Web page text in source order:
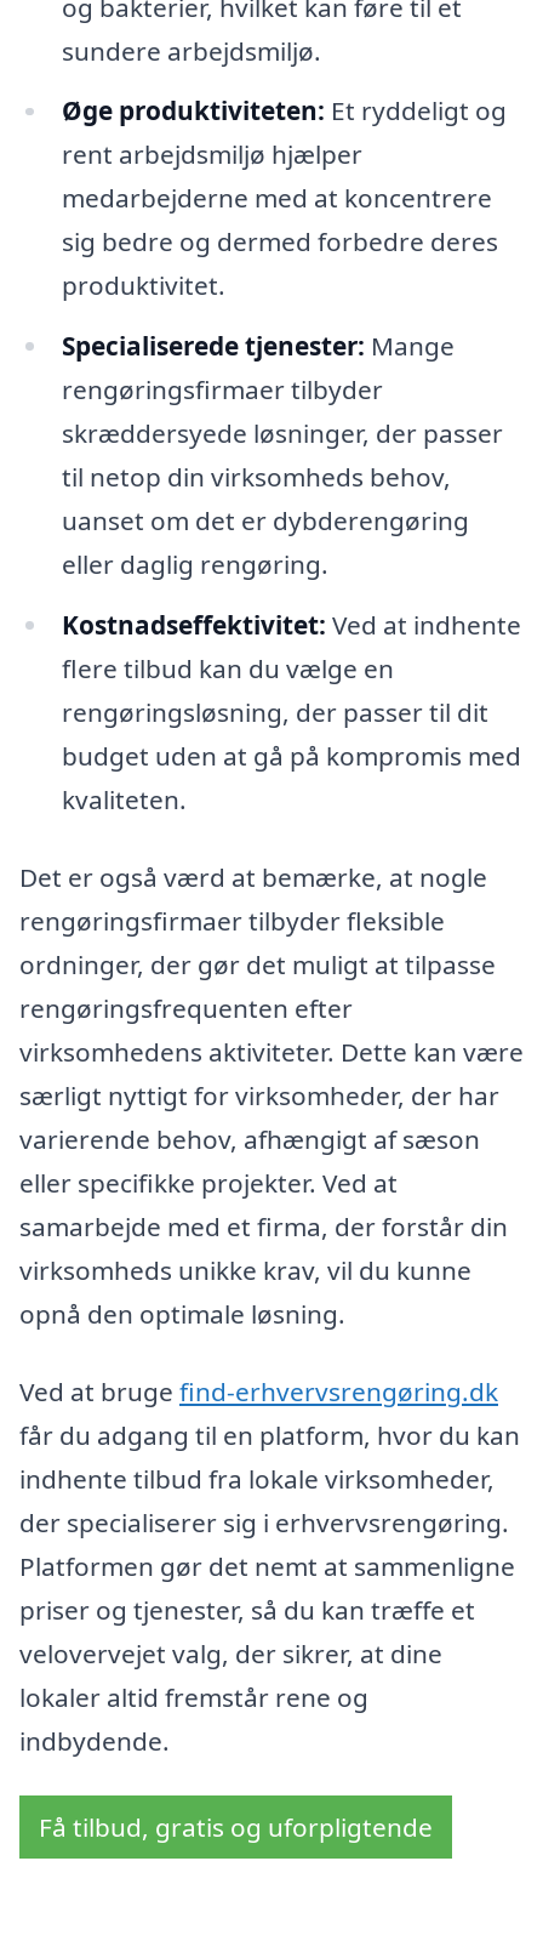
og bakterier, hvilket kan føre til et
sundere arbejdsmiljø.
Øge produktiviteten: Et ryddeligt og
rent arbejdsmiljø hjælper
medarbejderne med at koncentrere
sig bedre og dermed forbedre deres
produktivitet.
Specialiserede tjenester: Mange
rengøringsfirmaer tilbyder
skræddersyede løsninger, der passer
til netop din virksomheds behov,
uanset om det er dybderengøring
eller daglig rengøring.
Kostnadseffektivitet: Ved at indhente
flere tilbud kan du vælge en
rengøringsløsning, der passer til dit
budget uden at gå på kompromis med
kvaliteten.
Det er også værd at bemærke, at nogle
rengøringsfirmaer tilbyder fleksible
ordninger, der gør det muligt at tilpasse
rengøringsfrequenten efter
virksomhedens aktiviteter. Dette kan være
særligt nyttigt for virksomheder, der har
varierende behov, afhængigt af sæson
eller specifikke projekter. Ved at
samarbejde med et firma, der forstår din
virksomheds unikke krav, vil du kunne
opnå den optimale løsning.
Ved at bruge find-erhvervsrengøring.dk
får du adgang til en platform, hvor du kan
indhente tilbud fra lokale virksomheder,
der specialiserer sig i erhvervsrengøring.
Platformen gør det nemt at sammenligne
priser og tjenester, så du kan træffe et
velovervejet valg, der sikrer, at dine
lokaler altid fremstår rene og
indbydende.
Få tilbud, gratis og uforpligtende